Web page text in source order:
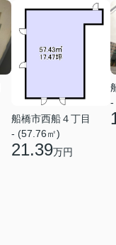
船橋市西船４丁目
- (57.76㎡)
21.39万円
-